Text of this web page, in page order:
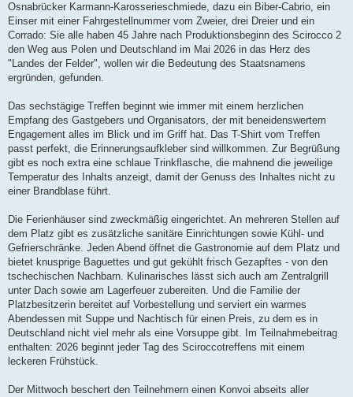
Osnabrücker Karmann-Karosserieschmiede, dazu ein Biber-Cabrio, ein
Einser mit einer Fahrgestellnummer vom Zweier, drei Dreier und ein
Corrado: Sie alle haben 45 Jahre nach Produktionsbeginn des Scirocco 2
den Weg aus Polen und Deutschland im Mai 2026 in das Herz des
"Landes der Felder", wollen wir die Bedeutung des Staatsnamens
ergründen, gefunden.
Das sechstägige Treffen beginnt wie immer mit einem herzlichen
Empfang des Gastgebers und Organisators, der mit beneidenswertem
Engagement alles im Blick und im Griff hat. Das T-Shirt vom Treffen
passt perfekt, die Erinnerungsaufkleber sind willkommen. Zur Begrüßung
gibt es noch extra eine schlaue Trinkflasche, die mahnend die jeweilige
Temperatur des Inhalts anzeigt, damit der Genuss des Inhaltes nicht zu
einer Brandblase führt.
Die Ferienhäuser sind zweckmäßig eingerichtet. An mehreren Stellen auf
dem Platz gibt es zusätzliche sanitäre Einrichtungen sowie Kühl- und
Gefrierschränke. Jeden Abend öffnet die Gastronomie auf dem Platz und
bietet knusprige Baguettes und gut gekühlt frisch Gezapftes - von den
tschechischen Nachbarn. Kulinarisches lässt sich auch am Zentralgrill
unter Dach sowie am Lagerfeuer zubereiten. Und die Familie der
Platzbesitzerin bereitet auf Vorbestellung und serviert ein warmes
Abendessen mit Suppe und Nachtisch für einen Preis, zu dem es in
Deutschland nicht viel mehr als eine Vorsuppe gibt. Im Teilnahmebeitrag
enthalten: 2026 beginnt jeder Tag des Sciroccotreffens mit einem
leckeren Frühstück.
Der Mittwoch beschert den Teilnehmern einen Konvoi abseits aller